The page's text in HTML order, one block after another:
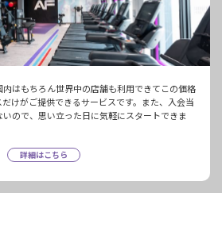
はもちろん世界中の店舗も利用できてこの価格
けがご提供できるサービスです。また、入会当
ので、思い立った日に気軽にスタートできま
詳細はこちら